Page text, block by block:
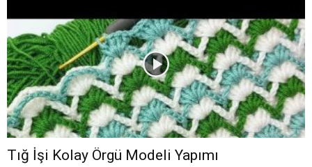
Tığ İşi Kolay Örgü Modeli Yapımı